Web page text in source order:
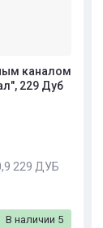
каналом
229 Дуб
229 ДУБ
В наличии 5